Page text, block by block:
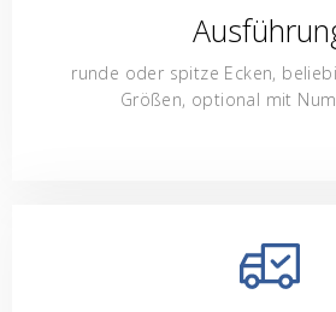
runde oder spitze Ecken,
Größen, optional mit